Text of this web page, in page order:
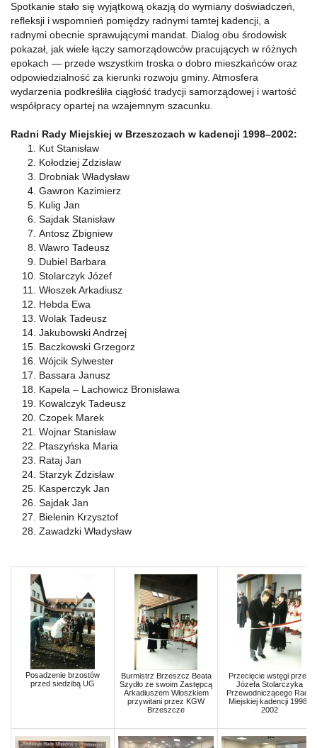
Spotkanie stało się wyjątkową okazją do wymiany doświadczeń,
refleksji i wspomnień pomiędzy radnymi tamtej kadencji, a
radnymi obecnie sprawującymi mandat. Dialog obu środowisk
pokazał, jak wiele łączy samorządowców pracujących w różnych
epokach — przede wszystkim troska o dobro mieszkańców oraz
odpowiedzialność za kierunki rozwoju gminy. Atmosfera
wydarzenia podkreśliła ciągłość tradycji samorządowej i wartość
współpracy opartej na wzajemnym szacunku.
Radni Rady Miejskiej w Brzeszczach w kadencji 1998–2002:
Kut Stanisław
Kołodziej Zdzisław
Drobniak Władysław
Gawron Kazimierz
Kulig Jan
Sajdak Stanisław
Antosz Zbigniew
Wawro Tadeusz
Dubiel Barbara
Stolarczyk Józef
Włoszek Arkadiusz
Hebda Ewa
Wolak Tadeusz
Jakubowski Andrzej
Baczkowski Grzegorz
Wójcik Sylwester
Bassara Janusz
Kapela – Lachowicz Bronisława
Kowalczyk Tadeusz
Czopek Marek
Wojnar Stanisław
Ptaszyńska Maria
Rataj Jan
Starzyk Zdzisław
Kasperczyk Jan
Sajdak Jan
Bielenin Krzysztof
Zawadzki Władysław
Posadzenie brzostów
przed siedzibą UG
Burmistrz Brzeszcz Beata
Szydło ze swoim Zastępcą
Arkadiuszem Włoszkiem
przywitani przez KGW
Brzeszcze
Przecięcie wstęgi przez
Józefa Stolarczyka
Przewodniczącego Rady
Miejskiej kadencji 1998-
2002